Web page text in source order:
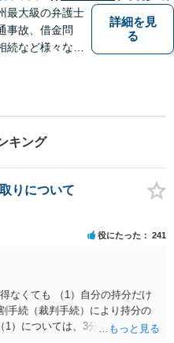
最大級の弁護士
事故、借金問
続など様々な問
詳細を見
る
キング
りについて
役にたった 241
なくても （1）自分の持分だけ
手続（裁判手続）により持分の
）については、3分の1の持分だ